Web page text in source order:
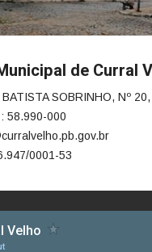
de Curral
BATISTA SOBRINHO, Nº
58.990-000
0001-53